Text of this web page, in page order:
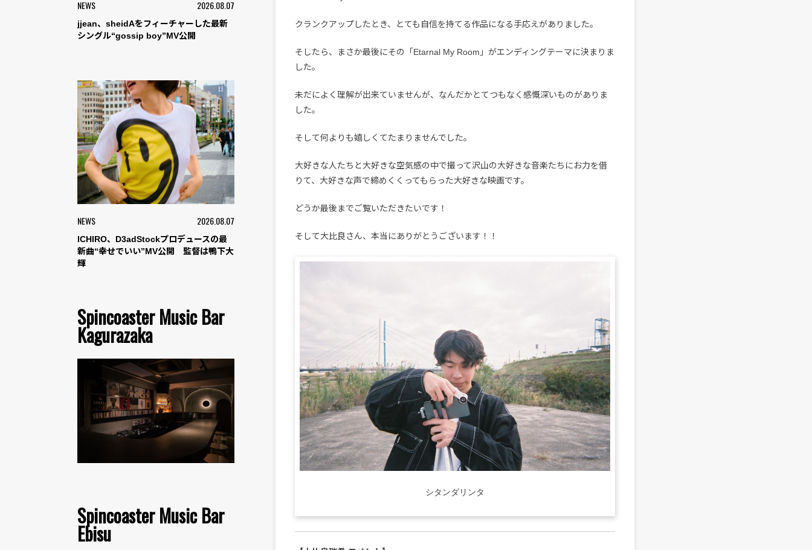
NEWS 2026.08.07
jjean、sheidAをフィーチャーした最新
シングル“gossip boy”MV公開
NEWS 2026.08.07
ICHIRO、D3adStockプロデュースの最
新曲“幸せでいい”MV公開 監督は鴨下大
輝
Spincoaster Music Bar
Kagurazaka
Spincoaster Music Bar
Ebisu
クランクアップしたとき、とても自信を持てる作品になる手応えがありました。
そしたら、まさか最後にその「Etarnal My Room」がエンディングテーマに決まりま
した。
未だによく理解が出来ていませんが、なんだかとてつもなく感慨深いものがありま
した。
そして何よりも嬉しくてたまりませんでした。
大好きな人たちと大好きな空気感の中で撮って沢山の大好きな音楽たちにお力を借
りて、大好きな声で締めくくってもらった大好きな映画です。
どうか最後までご覧いただきたいです！
そして大比良さん、本当にありがとうございます！！
シタンダリンタ